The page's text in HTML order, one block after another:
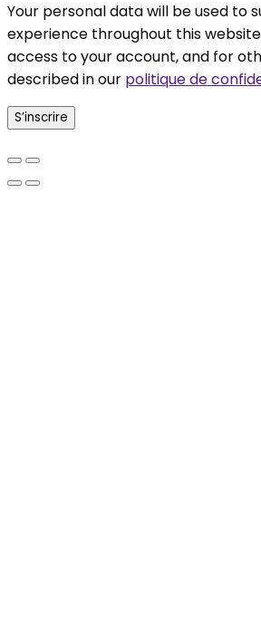
Your personal data will be used to
experience throughout this
access to your account, and for
described in our politique de
S’inscrire